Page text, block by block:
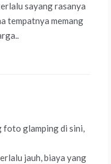
sayang rasanya
tempatnya memang
foto glamping di sini,
jauh, biaya yang